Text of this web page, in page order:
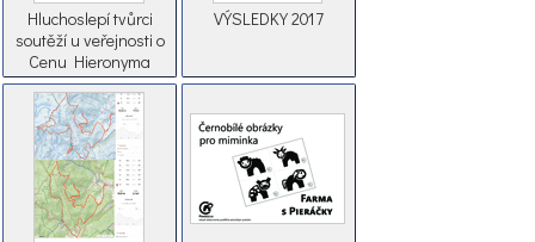
Hluchoslepí tvůrci
soutěží u veřejnosti o
Cenu Hieronyma
Lorma
VÝSLEDKY 2017